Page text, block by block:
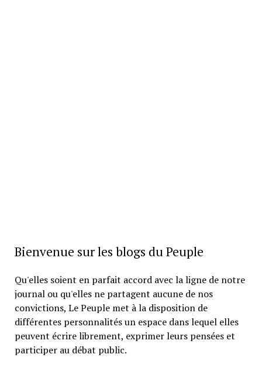
Bienvenue sur les blogs du Peuple
Qu'elles soient en parfait accord avec la ligne de notre
journal ou qu'elles ne partagent aucune de nos
convictions, Le Peuple met à la disposition de
différentes personnalités un espace dans lequel elles
peuvent écrire librement, exprimer leurs pensées et
participer au débat public.